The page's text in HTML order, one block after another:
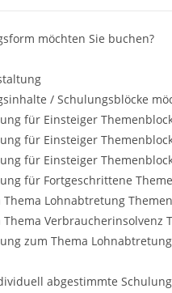
möchten Sie buchen?
/ Schulungsblöcke
für Einsteiger
für Einsteiger
für Einsteiger
für Fortgeschrittene
Lohnabtretung
Verbraucherinsolvenz
zum Thema
abgestimmte